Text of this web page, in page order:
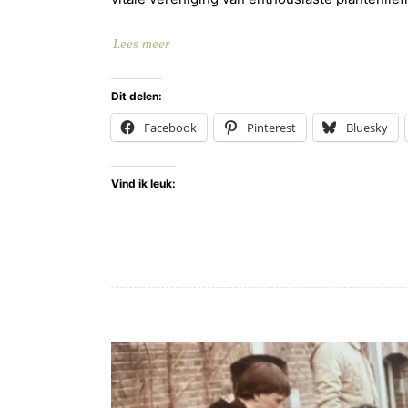
Lees meer
Dit delen:
Facebook Pinterest Bluesky
Vind ik leuk: